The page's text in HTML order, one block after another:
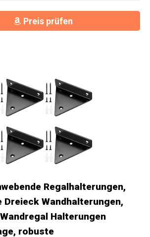
Preis prüfen
Regalhalterungen,
Dreieck Wandhalterungen,
Halterungen
robuste